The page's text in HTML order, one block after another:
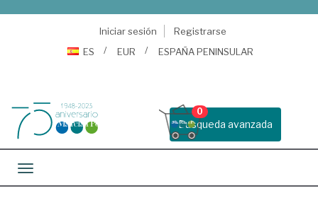
Iniciar sesión
Registrarse
ES
EUR ESPAÑA PENINSULAR
Busqueda avanzada
0
Toggle navigation